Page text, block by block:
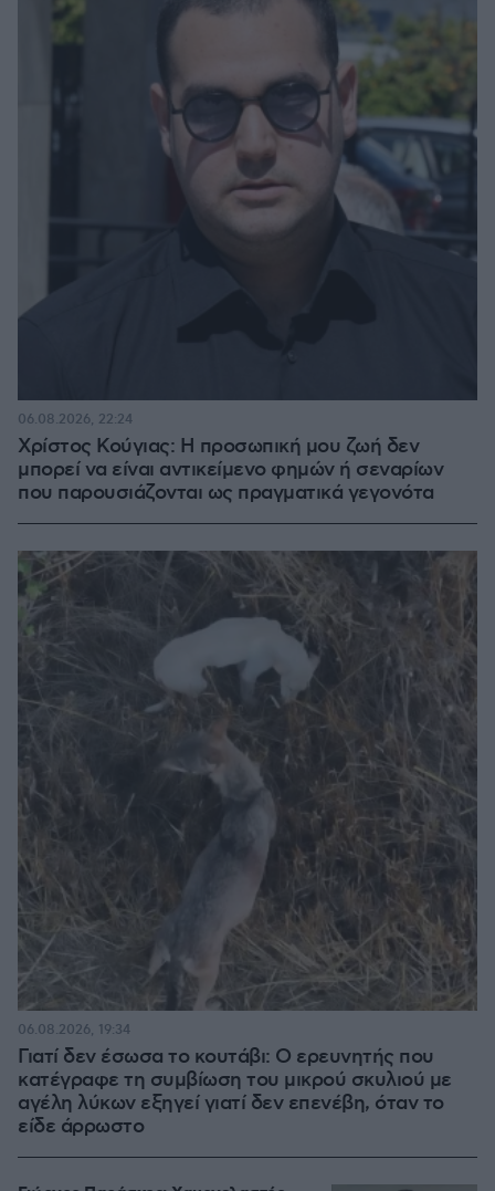
Χρίστος Κούγιας: Η προσωπική μου ζωή δεν
μπορεί να είναι αντικείμενο φημών ή σεναρίων
που παρουσιάζονται ως πραγματικά γεγονότα
06.08.2026, 22:24
Γιατί δεν έσωσα το κουτάβι: Ο ερευνητής που
κατέγραφε τη συμβίωση του μικρού σκυλιού με
αγέλη λύκων εξηγεί γιατί δεν επενέβη, όταν το
είδε άρρωστο
06.08.2026, 19:34